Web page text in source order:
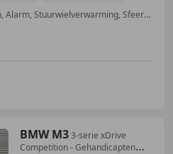
Elektrische ramen, Sportstoelen, Alarm, Stuurwielverwarming, Sfeerverlichting, Garantie, Head-up display, Lane Departure Warning Systeem
BMW M33-serie xDrive
Competition - Gehandicapten